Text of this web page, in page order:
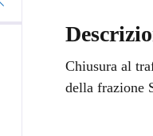
Chiusura al
della frazione